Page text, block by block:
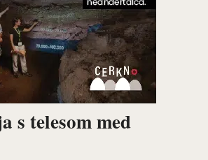
s telesom med